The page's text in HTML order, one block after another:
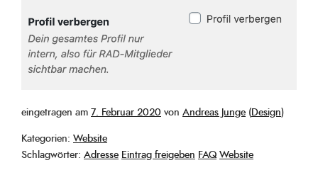
eingetragen am Veröffentlicht
7. Februar 2020 von Andreas Junge (Design)
Kategorien: Website
Schlagwörter: Adresse Eintrag freigeben FAQ Website